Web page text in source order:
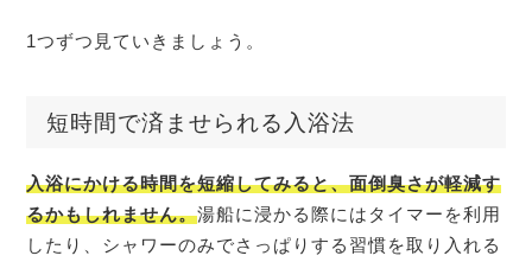
1つずつ見ていきましょう。
短時間で済ませられる入浴法
入浴にかける時間を短縮してみると、面倒臭さが軽減す
るかもしれません。湯船に浸かる際にはタイマーを利用
したり、シャワーのみでさっぱりする習慣を取り入れる